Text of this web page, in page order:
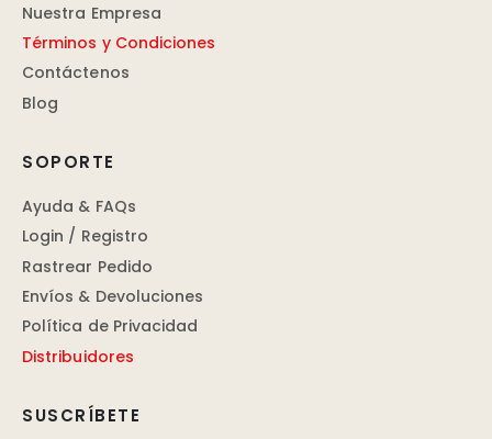
SUSCRÍBETE
Nuestra Empresa
Términos y Condiciones
Contáctenos
Blog
SOPORTE
Ayuda & FAQs
Login / Registro
Rastrear Pedido
Envíos & Devoluciones
Política de Privacidad
Distribuidores